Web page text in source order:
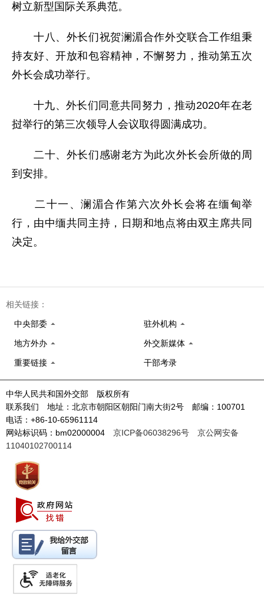
树立新型国际关系典范。
十八、外长们祝贺澜湄合作外交联合工作组秉
持友好、开放和包容精神，不懈努力，推动第五次
外长会成功举行。
十九、外长们同意共同努力，推动2020年在老
挝举行的第三次领导人会议取得圆满成功。
二十、外长们感谢老方为此次外长会所做的周
到安排。
二十一、澜湄合作第六次外长会将在缅甸举
行，由中缅共同主持，日期和地点将由双主席共同
决定。
相关链接：
中央部委 驻外机构
地方外办 外交新媒体
重要链接 干部考录
中华人民共和国外交部 版权所有
联系我们 地址：北京市朝阳区朝阳门南大街2号 邮编：100701
电话：+86-10-65961114
网站标识码：bm02000004 京ICP备06038296号
京公网安备
11040102700114